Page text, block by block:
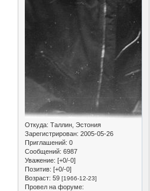
Откуда: Таллин, Эстония
Зарегистрирован: 2005-05-26
Приглашений: 0
Сообщений: 6987
Уважение: [+0/-0]
Позитив: [+0/-0]
Возраст: 59 [1966-12-23]
Провел на форуме: